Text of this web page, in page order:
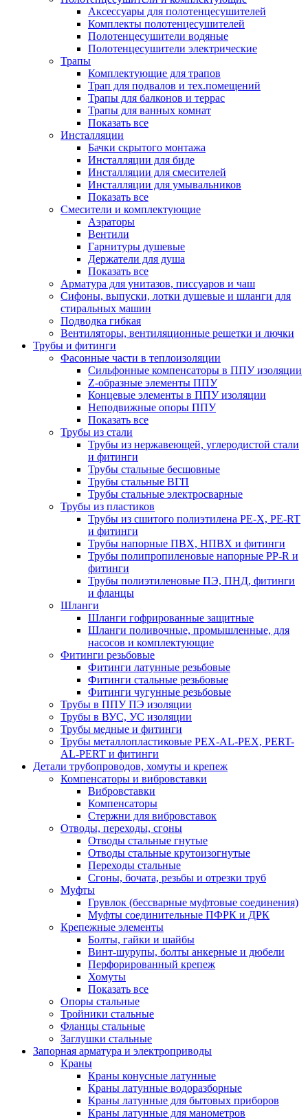
Аксессуары для полотенцесушителей
Комплекты полотенцесушителей
Полотенцесушители водяные
Полотенцесушители электрические
Трапы
Комплектующие для трапов
Трап для подвалов и тех.помещений
Трапы для балконов и террас
Трапы для ванных комнат
Показать все
Инсталляции
Бачки скрытого монтажа
Инсталляции для биде
Инсталляции для смесителей
Инсталляции для умывальников
Показать все
Смесители и комплектующие
Аэраторы
Вентили
Гарнитуры душевые
Держатели для душа
Показать все
Арматура для унитазов, писсуаров и чаш
Сифоны, выпуски, лотки душевые и шланги для
стиральных машин
Подводка гибкая
Вентиляторы, вентиляционные решетки и лючки
Трубы и фитинги
Фасонные части в теплоизоляции
Cильфонные компенсаторы в ППУ изоляции
Z-образные элементы ППУ
Концевые элементы в ППУ изоляции
Неподвижные опоры ППУ
Показать все
Трубы из стали
Трубы из нержавеющей, углеродистой стали
и фитинги
Трубы стальные бесшовные
Трубы стальные ВГП
Трубы стальные электросварные
Трубы из пластиков
Трубы из сшитого полиэтилена PE-X, PE-RT
и фитинги
Трубы напорные ПВХ, НПВХ и фитинги
Трубы полипропиленовые напорные PP-R и
фитинги
Трубы полиэтиленовые ПЭ, ПНД, фитинги
и фланцы
Шланги
Шланги гофрированные защитные
Шланги поливочные, промышленные, для
насосов и комплектующие
Фитинги резьбовые
Фитинги латунные резьбовые
Фитинги стальные резьбовые
Фитинги чугунные резьбовые
Трубы в ППУ ПЭ изоляции
Трубы в ВУС, УС изоляции
Трубы медные и фитинги
Трубы металлопластиковые PEX-AL-PEX, PERT-
AL-PERT и фитинги
Детали трубопроводов, хомуты и крепеж
Компенсаторы и вибровставки
Вибровставки
Компенсаторы
Стержни для вибровставок
Отводы, переходы, сгоны
Отводы стальные гнутые
Отводы стальные крутоизогнутые
Переходы стальные
Сгоны, бочата, резьбы и отрезки труб
Муфты
Грувлок (бессварные муфтовые соединения)
Муфты соединительные ПФРК и ДРК
Крепежные элементы
Болты, гайки и шайбы
Винт-шурупы, болты анкерные и дюбели
Перфорированный крепеж
Хомуты
Показать все
Опоры стальные
Тройники стальные
Фланцы стальные
Заглушки стальные
Запорная арматура и электроприводы
Краны
Краны конусные латунные
Краны латунные водоразборные
Краны латунные для бытовых приборов
Краны латунные для манометров